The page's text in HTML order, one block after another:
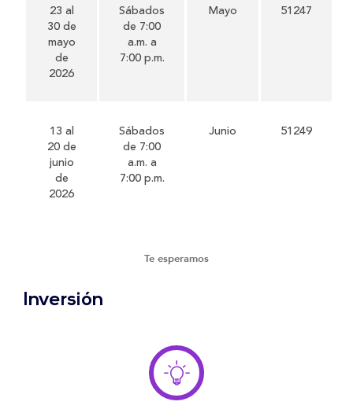
23 al
30 de
mayo
de
2026
Sábados
de 7:00
a.m. a
7:00 p.m.
Mayo 51247
13 al
20 de
junio
de
2026
Sábados
de 7:00
a.m. a
7:00 p.m.
Junio 51249
Te esperamos
Inversión